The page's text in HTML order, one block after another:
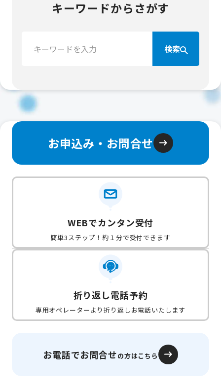
キーワードからさがす
索：
検索
お申込み・お問合せ
WEBでカンタン受付
簡単3ステップ！約１分で受付できます
折り返し電話予約
専用オペレーターより折り返しお電話いたします
お電話でお問合せの方はこちら